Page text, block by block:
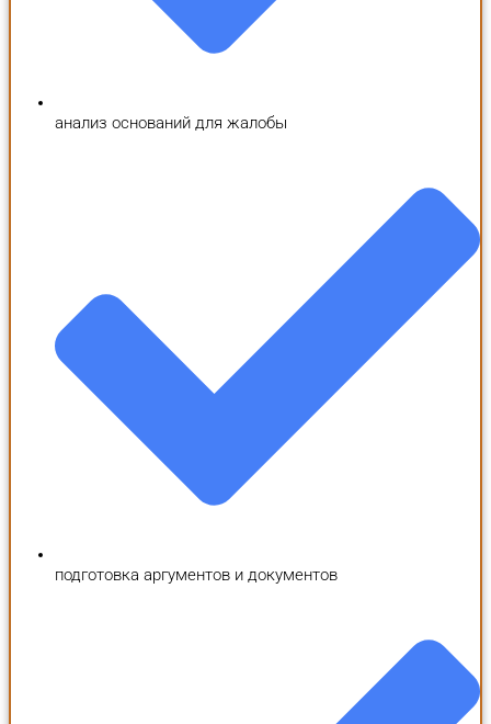
анализ оснований для жалобы
подготовка аргументов и документов